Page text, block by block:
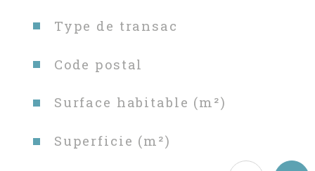
Caractéristiques Valeurs
Type de transac
Code postal
Surface habitable (m²)
Superficie (m²)